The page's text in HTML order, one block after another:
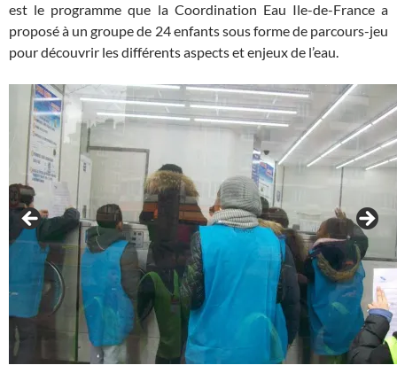
est le programme que la Coordination Eau Ile-de-France a
proposé à un groupe de 24 enfants sous forme de parcours-jeu
pour découvrir les différents aspects et enjeux de l’eau.